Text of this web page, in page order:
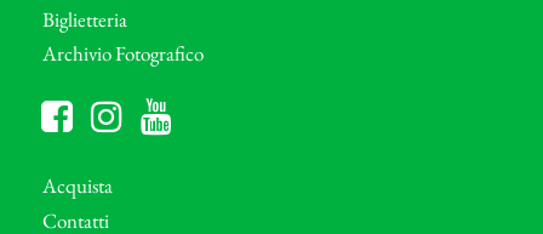
Biglietteria
Archivio Fotografico
Acquista
Contatti